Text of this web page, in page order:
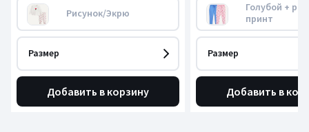
Рисунок/Экрю
Размер
Добавить в корзину
Голубой +
принт
Размер
Добавить в